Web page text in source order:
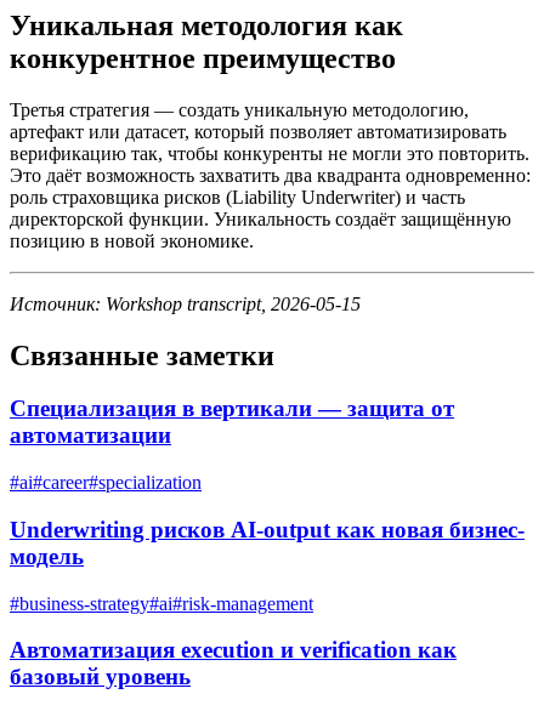
Уникальная методология как
конкурентное преимущество
Третья стратегия — создать уникальную методологию,
артефакт или датасет, который позволяет автоматизировать
верификацию так, чтобы конкуренты не могли это повторить.
Это даёт возможность захватить два квадранта одновременно:
роль страховщика рисков (Liability Underwriter) и часть
директорской функции. Уникальность создаёт защищённую
позицию в новой экономике.
Источник: Workshop transcript, 2026-05-15
Связанные заметки
Специализация в вертикали — защита от
автоматизации
#ai#career#specialization
Underwriting рисков AI-output как новая бизнес-
модель
#business-strategy#ai#risk-management
Автоматизация execution и verification как
базовый уровень